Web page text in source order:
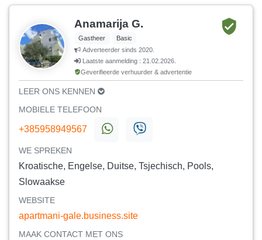
Anamarija G.
Gastheer
Basic
Adverteerder sinds 2020.
Laatste aanmelding : 21.02.2026.
Geverifieerde verhuurder & advertentie
LEER ONS KENNEN
MOBIELE TELEFOON
+385958949567
WE SPREKEN
Kroatische, Engelse, Duitse, Tsjechisch, Pools,
Slowaakse
WEBSITE
apartmani-gale.business.site
MAAK CONTACT MET ONS